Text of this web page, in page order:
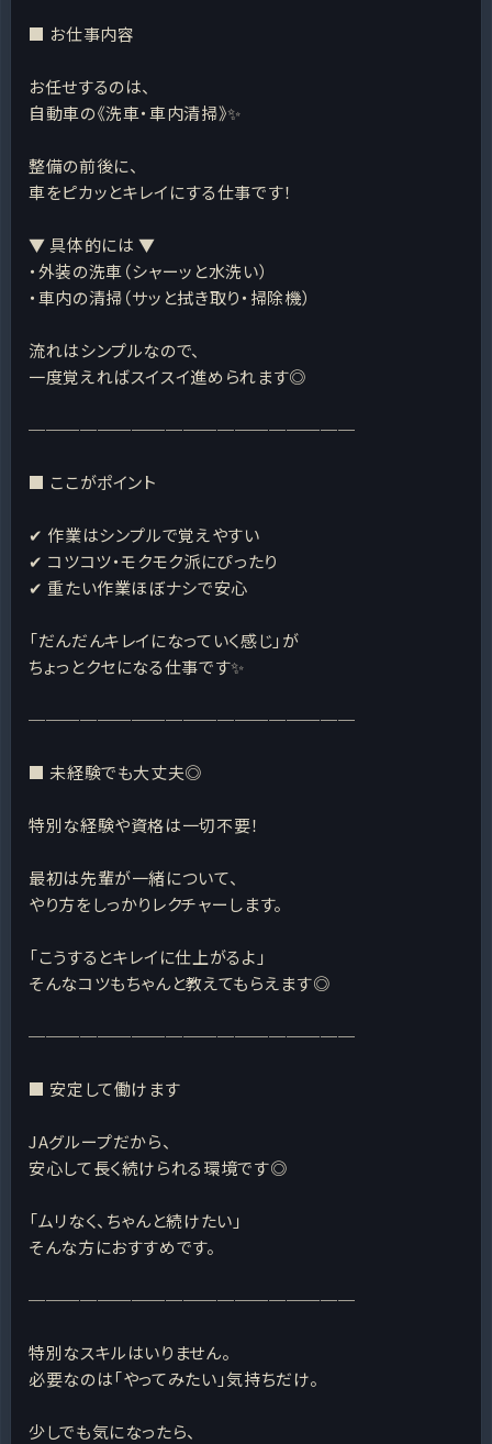
■ お仕事内容
お任せするのは、
自動車の《洗車・車内清掃》✨
整備の前後に、
車をピカッとキレイにする仕事です！
▼ 具体的には ▼
・外装の洗車（シャーッと水洗い）
・車内の清掃（サッと拭き取り・掃除機）
流れはシンプルなので、
一度覚えればスイスイ進められます◎
───────────────────
■ ここがポイント
✔ 作業はシンプルで覚えやすい
✔ コツコツ・モクモク派にぴったり
✔ 重たい作業ほぼナシで安心
「だんだんキレイになっていく感じ」が
ちょっとクセになる仕事です✨
───────────────────
■ 未経験でも大丈夫◎
特別な経験や資格は一切不要！
最初は先輩が一緒について、
やり方をしっかりレクチャーします。
「こうするとキレイに仕上がるよ」
そんなコツもちゃんと教えてもらえます◎
───────────────────
■ 安定して働けます
JAグループだから、
安心して長く続けられる環境です◎
「ムリなく、ちゃんと続けたい」
そんな方におすすめです。
───────────────────
特別なスキルはいりません。
必要なのは「やってみたい」気持ちだけ。
少しでも気になったら、